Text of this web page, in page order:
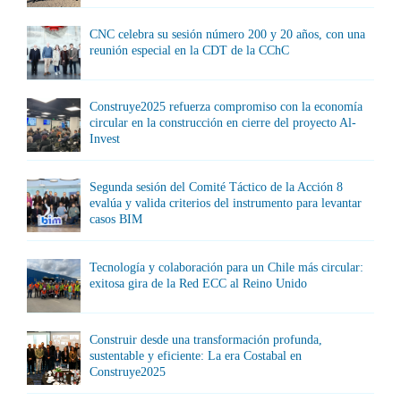
CNC celebra su sesión número 200 y 20 años, con una
reunión especial en la CDT de la CChC
Construye2025 refuerza compromiso con la economía
circular en la construcción en cierre del proyecto Al-
Invest
Segunda sesión del Comité Táctico de la Acción 8
evalúa y valida criterios del instrumento para levantar
casos BIM
Tecnología y colaboración para un Chile más circular:
exitosa gira de la Red ECC al Reino Unido
Construir desde una transformación profunda,
sustentable y eficiente: La era Costabal en
Construye2025